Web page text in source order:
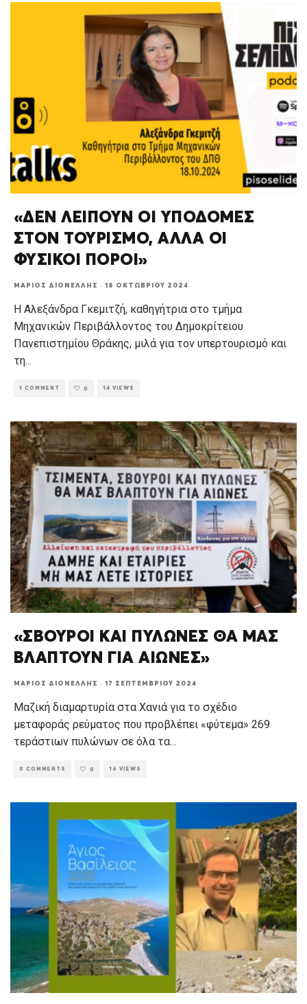
«ΔΕΝ ΛΕΙΠΟΥΝ ΟΙ ΥΠΟΔΟΜΕΣ
ΣΤΟΝ ΤΟΥΡΙΣΜΟ, ΑΛΛΑ ΟΙ
ΦΥΣΙΚΟΙ ΠΟΡΟΙ»
ΜΆΡΙΟΣ ΔΙΟΝΈΛΛΗΣ · 18 ΟΚΤΩΒΡΊΟΥ 2024
Η Αλεξάνδρα Γκεμιτζή, καθηγήτρια στο τμήμα
Μηχανικών Περιβάλλοντος του Δημοκρίτειου
Πανεπιστημίου Θράκης, μιλά για τον υπερτουρισμό και
τη...
1 COMMENT 0 14 VIEWS
«ΣΒΟΥΡΟΙ ΚΑΙ ΠΥΛΩΝΕΣ ΘΑ ΜΑΣ
ΒΛΑΠΤΟΥΝ ΓΙΑ ΑΙΩΝΕΣ»
ΜΆΡΙΟΣ ΔΙΟΝΈΛΛΗΣ · 17 ΣΕΠΤΕΜΒΡΊΟΥ 2024
Μαζική διαμαρτυρία στα Χανιά για το σχέδιο
μεταφοράς ρεύματος που προβλέπει «φύτεμα» 269
τεράστιων πυλώνων σε όλα τα...
0 COMMENTS 0 16 VIEWS